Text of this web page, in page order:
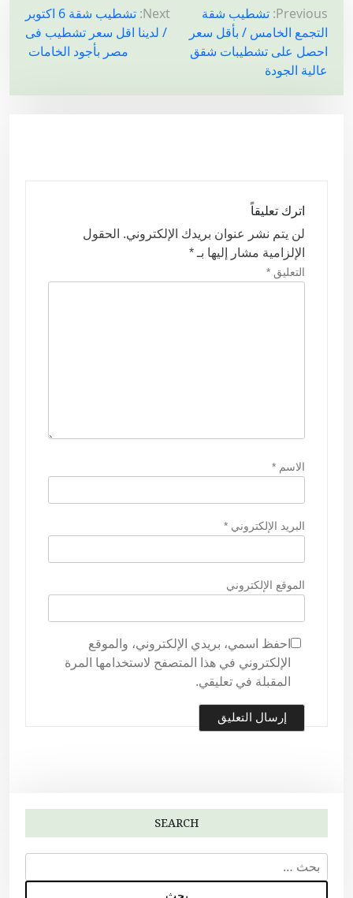
ت
ص
فّ
Previous: تشطيب شقة
التجمع الخامس / بأقل سعر
احصل على تشطيبات شقق
عالية الجودة
Next:
تشطيب شقة 6 اكتوبر
/ لدينا اقل سعر تشطيب فى
مصر بأجود الخامات
اترك تعليقاً
لن يتم نشر عنوان بريدك الإلكتروني. الحقول
الإلزامية مشار إليها بـ *
التعليق *
الاسم *
البريد الإلكتروني *
الموقع الإلكتروني
احفظ اسمي، بريدي الإلكتروني، والموقع
الإلكتروني في هذا المتصفح لاستخدامها المرة
المقبلة في تعليقي.
SEARCH
ل